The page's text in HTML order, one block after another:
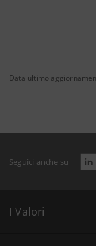
Data ultimo
Seguici anche su
I Valori